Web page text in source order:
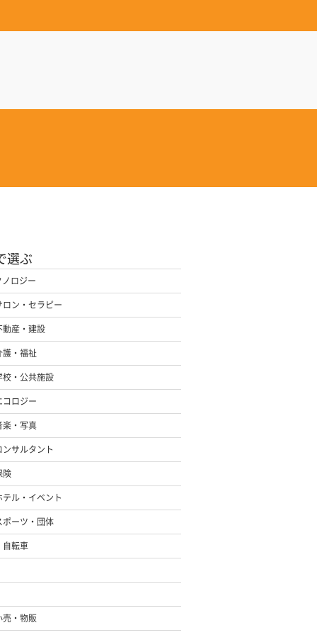
選ぶ
ロジー
ン・セラピー
動産・建設
護・福祉
校・公共施設
ロジー
楽・写真
サルタント
険
ル・イベント
ポーツ・団体
自転車
売・物販